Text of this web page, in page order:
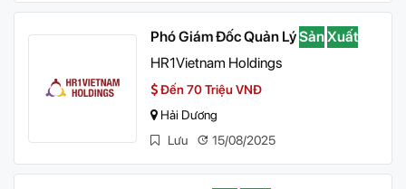
Phó Giám Đốc Quản LýSảnXuất
HR1Vietnam Holdings
Đến 70 Triệu VNĐ
Hải Dương
Lưu
15/08/2025